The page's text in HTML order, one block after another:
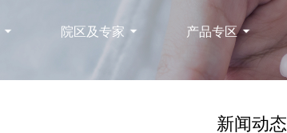
院区及专家 产品专区
新闻动态